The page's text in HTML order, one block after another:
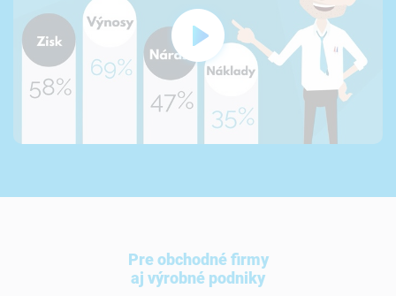
Pre obchodné firmy
aj výrobné podniky